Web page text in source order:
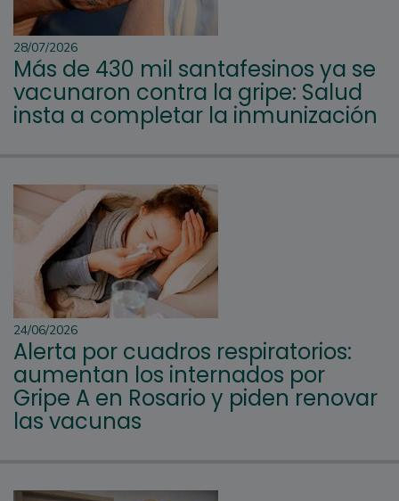
28/07/2026
Más de 430 mil santafesinos ya se
vacunaron contra la gripe: Salud
insta a completar la inmunización
24/06/2026
Alerta por cuadros respiratorios:
aumentan los internados por
Gripe A en Rosario y piden renovar
las vacunas